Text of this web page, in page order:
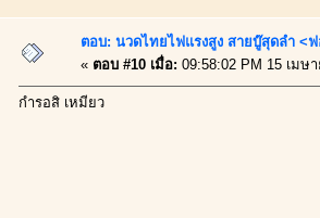
ตอบ: นวดไทยไฟแรงสูง สายบู๊สุดลำ <ฟ
« ตอบ #10 เมื่อ: 09:58:02 PM 15 เมษ
กำรอสิ เหมียว